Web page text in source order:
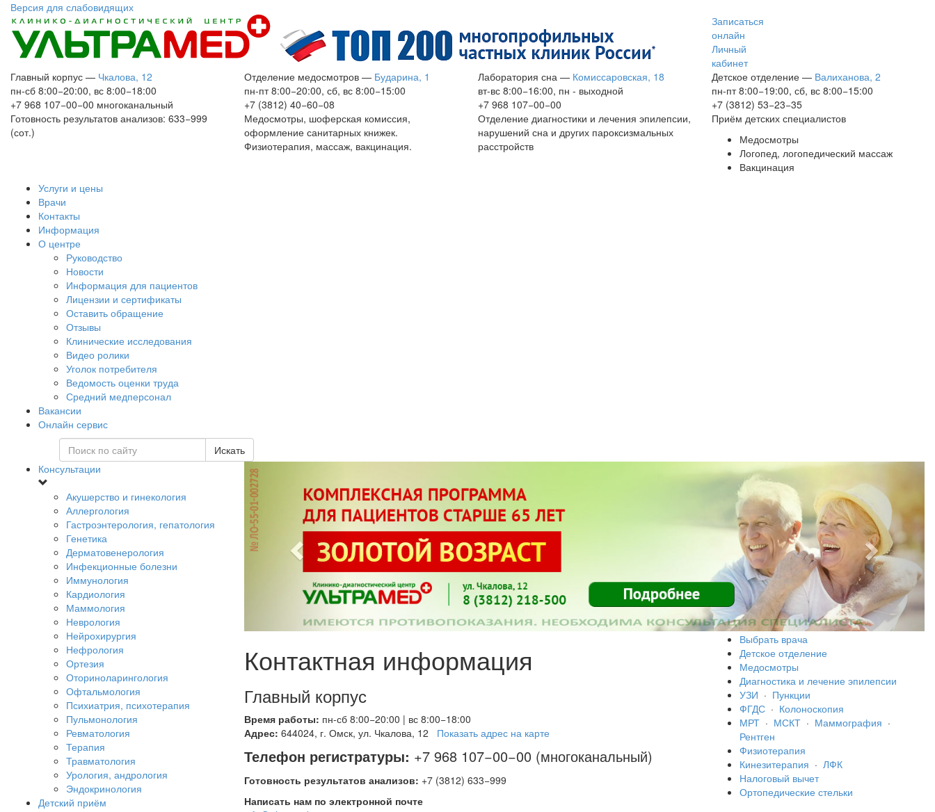
Версия для слабовидящих
Записаться
онлайн
Личный
кабинет
Главный корпус — Чкалова, 12
пн-сб 8:00−20:00, вс 8:00−18:00
+7 968 107−00−00 многоканальный
Готовность результатов анализов: 633−999
(сот.)
Отделение медосмотров — Бударина, 1
пн-пт 8:00−20:00, сб, вс 8:00−15:00
+7 (3812) 40−60−08
Медосмотры, шоферская комиссия,
оформление санитарных книжек.
Физиотерапия, массаж, вакцинация.
Лаборатория сна — Комиссаровская, 18
вт-вс 8:00−16:00, пн - выходной
+7 968 107−00−00
Отделение диагностики и лечения эпилепсии,
нарушений сна и других пароксизмальных
расстройств
Детское отделение — Валиханова, 2
пн-пт 8:00−19:00, сб, вс 8:00−15:00
+7 (3812) 53−23−35
Приём детских специалистов
Медосмотры
Логопед, логопедический массаж
Вакцинация
Услуги и цены
Врачи
Контакты
Информация
О центре
Руководство
Новости
Информация для пациентов
Лицензии и сертификаты
Оставить обращение
Отзывы
Клинические исследования
Видео ролики
Уголок потребителя
Ведомость оценки труда
Средний медперсонал
Вакансии
Онлайн сервис
Искать
Консультации
Акушерство и гинекология
Аллергология
Гастроэнтерология, гепатология
Генетика
Дерматовенерология
Инфекционные болезни
Иммунология
Кардиология
Маммология
Неврология
Нейрохирургия
Нефрология
Ортезия
Оториноларингология
Офтальмология
Психиатрия, психотерапия
Пульмонология
Ревматология
Терапия
Травматология
Урология, андрология
Эндокринология
Детский приём
Контактная информация
Главный корпус
Время работы: пн-сб 8:00−20:00 | вс 8:00−18:00
Адрес: 644024, г. Омск, ул. Чкалова, 12 Показать адрес на карте
Телефон регистратуры: +7 968 107−00−00 (многоканальный)
Готовность результатов анализов: +7 (3812) 633−999
Написать нам по электронной почте
Выбрать врача
Детское отделение
Медосмотры
Диагностика и лечение эпилепсии
УЗИ · Пункции
ФГДС · Колоноскопия
МРТ · МСКТ · Маммография ·
Рентген
Физиотерапия
Кинезитерапия · ЛФК
Налоговый вычет
Ортопедические стельки